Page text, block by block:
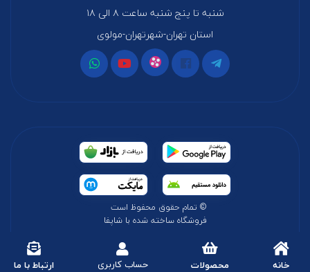
خانه محصولات حساب کاربری ارتباط با ما
شنبه تا پنج شنبه ساعت ۸ الی ۱۸
استان تهران-شهرتهران-مولوی
© تمام حقوق محفوظ است
فروشگاه ساخته شده با شاپفا